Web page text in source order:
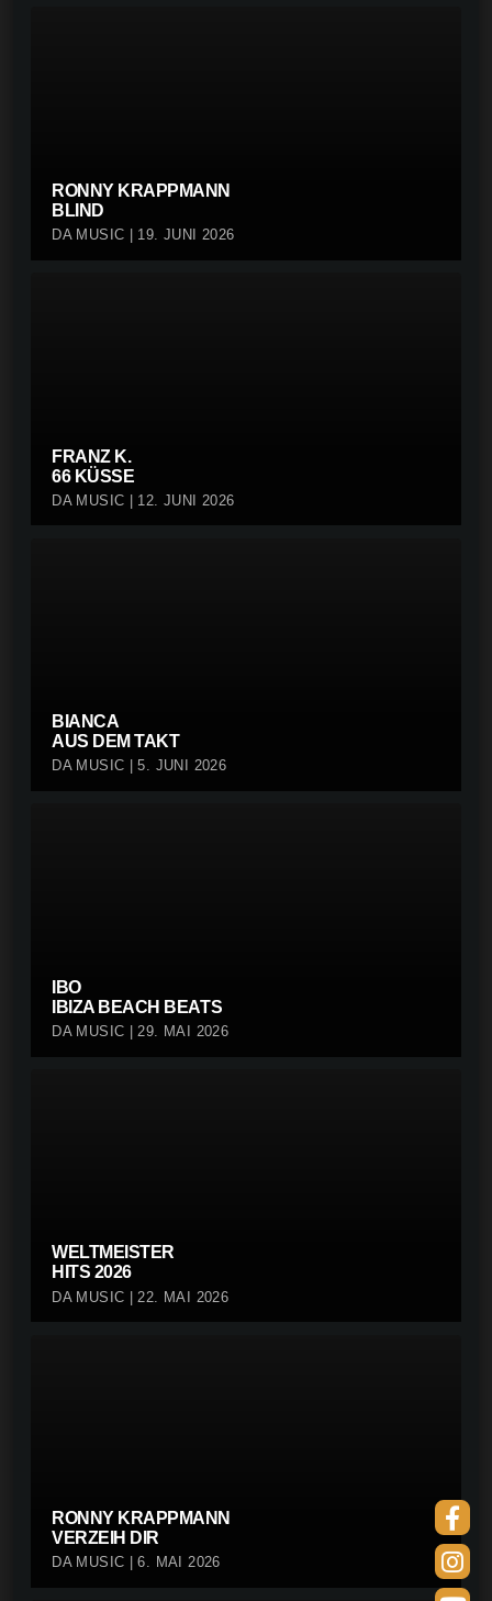
RONNY KRAPPMANN
BLIND
DA MUSIC | 19. JUNI 2026
FRANZ K.
66 KÜSSE
DA MUSIC | 12. JUNI 2026
BIANCA
AUS DEM TAKT
DA MUSIC | 5. JUNI 2026
IBO
IBIZA BEACH BEATS
DA MUSIC | 29. MAI 2026
WELTMEISTER
HITS 2026
DA MUSIC | 22. MAI 2026
RONNY KRAPPMANN
VERZEIH DIR
DA MUSIC | 6. MAI 2026